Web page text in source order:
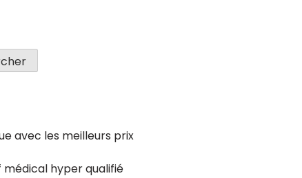
avec les meilleurs prix
hyper qualifié